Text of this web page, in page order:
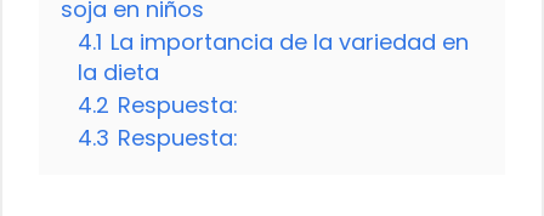
soja en niños
4.1 La importancia de la variedad en
la dieta
4.2 Respuesta:
4.3 Respuesta: